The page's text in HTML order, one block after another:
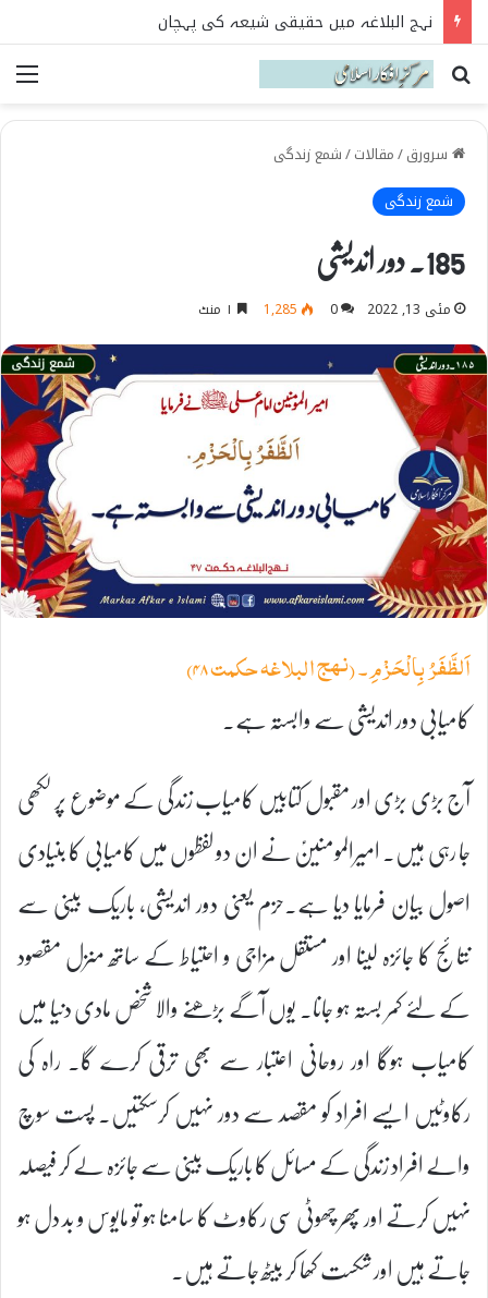
تربیت اولاد کے بنیادی اصول نہج البلاغہ کی روشنی میں
Search for
سرورق/مقالات/شمع زندگی
شمع زندگی
185۔ دور اندیشی
مئی 13, 2022 0
1,285
اَلظَّفَرُ بِالْحَزْمِ۔ (نہج البلاغہ حکمت ۴۸)
کامیابی دور اندیشی سے وابستہ ہے۔
آج بڑی بڑی اور مقبول کتابیں کامیاب زندگی کے موضوع پر لکھی
جا رہی ہیں۔ امیرالمومنینؑ نے ان دو لفظوں میں کامیابی کا بنیادی
اصول بیان فرمایا دیا ہے۔حزم یعنی دور اندیشی، باریک بینی سے
نتائج کا جائزہ لینا اور مستقل مزاجی و احتیاط کے ساتھ منزل مقصود
کے لئے کمر بستہ ہو جانا۔ یوں آگے بڑھنے والا شخص مادی دنیا میں
کامیاب ہوگا اور روحانی اعتبار سے بھی ترقی کرے گا۔ راہ کی
رکاوٹیں ایسے افراد کو مقصد سے دور نہیں کرسکتیں۔ پست سوچ
والے افراد زندگی کے مسائل کا باریک بینی سے جائزہ لے کر فیصلہ
نہیں کرتے اور پھر چھوٹی سی رکاوٹ کا سامنا ہو تو مایوس و بد دل ہو
جاتے ہیں اور شکست کھا کر بیٹھ جاتے ہیں۔